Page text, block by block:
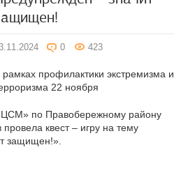
0 423
рамках профилактики экстремизма и
22 ноября
по Правобережному району
провела квест – игру на тему
защищен!».